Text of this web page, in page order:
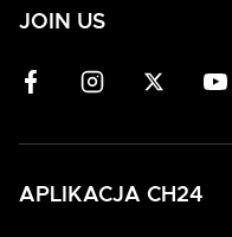
JOIN US
APLIKACJA CH24